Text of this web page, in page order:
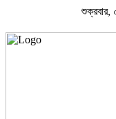
শুক্রবার,